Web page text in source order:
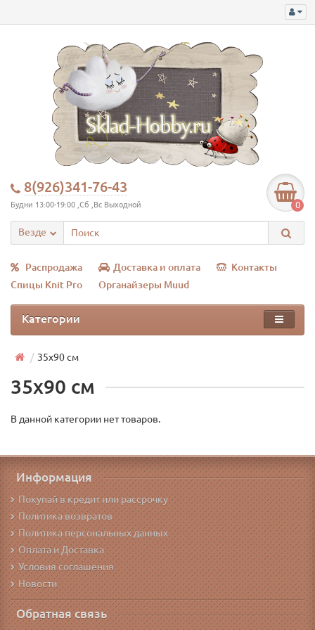
8(926)341-76-43
Будни 13:00-19:00 ,Сб ,Вс Выходной 0
Везде
Распродажа Доставка и оплата
Контакты
Спицы Knit Pro
Органайзеры Muud
Категории
35х90 см
35х90 см
В данной категории нет товаров.
Информация
Покупай в кредит или рассрочку
Политика возвратов
Политика персональных данных
Оплата и Доставка
Условия соглашения
Новости
Обратная связь